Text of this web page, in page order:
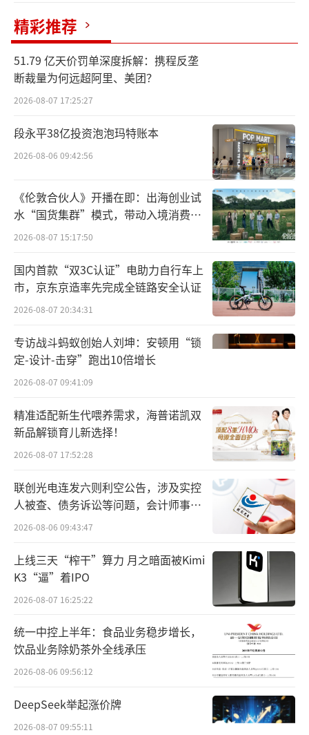
在息差普遍收窄的行业背景下，工商银行
的非息收入表现出色，成为营收增长的重要推
动力。前三季度，该行非利息收入达1376亿
收入909亿元，同比增长0.6%，且呈现逐季向
好态势。财富管理业务表现尤为突出，对公理
财、个人理财、养老金业务收入分别同比增长2
5%、3%、43%。工商银行在交易业务方面同
样表现卓越，前三季度交易类收入达467亿元，
同比增幅高达45.7%。境内综合化子公司营收
同比增长34.5%，贡献占比从上半年的2%提升
至3.6%，有效对冲了利息收入波动的影响。
息差压力缓解、资产质量稳固
净息差问题一直是市场关注的焦点，业绩
说明会披露，工商银行前三季度净息差为1.2
8%，同比下降15个基点，环比来看，三季度单
季净息差为1.24%，较二季度下降3个基点，对
于这一市场担忧，工商银行管理层在业绩说明
会上给出了积极回应。他们判断，在外部政策
利率没有大变化的前提下，明年利息净收入有
望企稳，净息差也将逐步迎来拐点。付息率改
善是支撑这一判断的关键因素，工商银行通过
多元化的负债布局，对到期续作实行精细化管
理，上半年成功节约利息支出超过百亿元。
资产质量方面，工商银行表现出强大的风
险抵御能力。截至9月末，该行不良贷款率为1.
33%，比上年末下降0.01个百分点，拨备覆盖
率为217.21%，比上年末上升2.3个百分点。从
贷款结构看，对公一般贷款较年初增长8.0%，
零售贷款较年初增长1.6%，票据贴现较年初增
精彩推荐
51.79 亿天价罚单深度拆解：携程反垄
断裁量为何远超阿里、美团？
2026-08-07 17:25:27
段永平38亿投资泡泡玛特账本
2026-08-06 09:42:56
《伦敦合伙人》开播在即：出海创业试
水“国货集群”模式，带动入境消费反
向种草
2026-08-07 15:17:50
国内首款“双3C认证”电助力自行车上
市，京东京造率先完成全链路安全认证
2026-08-07 20:34:31
专访战斗蚂蚁创始人刘坤：安顿用“锁
定-设计-击穿”跑出10倍增长
2026-08-07 09:41:09
精准适配新生代喂养需求，海普诺凯双
新品解锁育儿新选择！
2026-08-07 17:52:28
联创光电连发六则利空公告，涉及实控
人被查、债务诉讼等问题，会计师事务
所曾出具“保留意见”
2026-08-06 09:43:47
上线三天“榨干”算力 月之暗面被Kimi
K3“逼”着IPO
2026-08-07 16:25:22
统一中控上半年：食品业务稳步增长，
饮品业务除奶茶外全线承压
2026-08-06 09:56:12
DeepSeek举起涨价牌
2026-08-07 09:55:11